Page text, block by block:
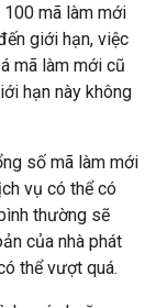
mã làm mới
giới hạn, việc
mã làm mới cũ
hạn này không
số mã làm mới
vụ có thể có
thường sẽ
của nhà phát
thể vượt quá.